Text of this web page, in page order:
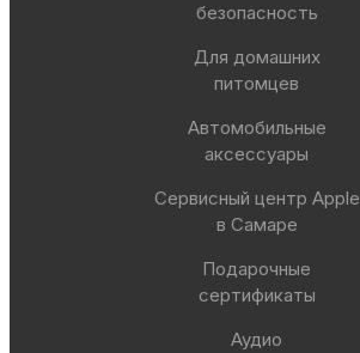
безопасность
Для домашних
питомцев
Автомобильные
аксессуары
Сервисный центр Apple
в Самаре
Подарочные
сертификаты
Аудио